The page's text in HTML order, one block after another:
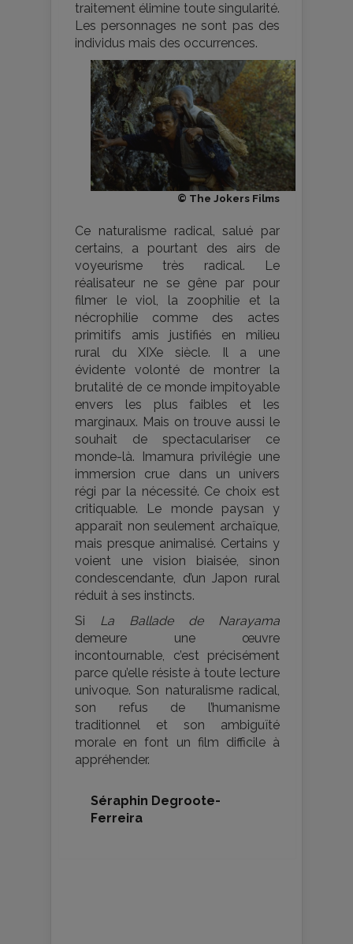
traitement élimine toute singularité.
Les personnages ne sont pas des
individus mais des occurrences.
© The Jokers Films
Ce naturalisme radical, salué par
certains, a pourtant des airs de
voyeurisme très radical. Le
réalisateur ne se gêne par pour
filmer le viol, la zoophilie et la
nécrophilie comme des actes
primitifs amis justifiés en milieu
rural du XIXe siècle. Il a une
évidente volonté de montrer la
brutalité de ce monde impitoyable
envers les plus faibles et les
marginaux. Mais on trouve aussi le
souhait de spectaculariser ce
monde-là. Imamura privilégie une
immersion crue dans un univers
régi par la nécessité. Ce choix est
critiquable. Le monde paysan y
apparaît non seulement archaïque,
mais presque animalisé. Certains y
voient une vision biaisée, sinon
condescendante, d’un Japon rural
réduit à ses instincts.
Si La Ballade de Narayama
demeure une œuvre
incontournable, c’est précisément
parce qu’elle résiste à toute lecture
univoque. Son naturalisme radical,
son refus de l’humanisme
traditionnel et son ambiguïté
morale en font un film difficile à
appréhender.
Séraphin Degroote-
Ferreira